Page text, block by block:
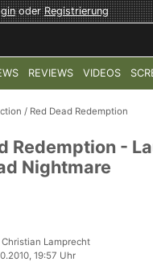
oderRegistrierung
REVIEWS VIDEOS
COD: MODERN
/ Red Dead Redemption
Redemption -
Nightmare
Christian Lamprecht
19:57 Uhr